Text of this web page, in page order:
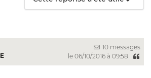
10 messages
le 06/10/2016 à 09:58